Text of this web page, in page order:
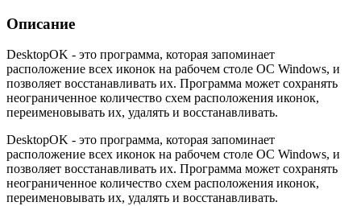
Описание
DesktopOK - это программа, которая запоминает
расположение всех иконок на рабочем столе ОС Windows, и
позволяет восстанавливать их. Программа может сохранять
неограниченное количество схем расположения иконок,
переименовывать их, удалять и восстанавливать.
DesktopOK - это программа, которая запоминает
расположение всех иконок на рабочем столе ОС Windows, и
позволяет восстанавливать их. Программа может сохранять
неограниченное количество схем расположения иконок,
переименовывать их, удалять и восстанавливать.